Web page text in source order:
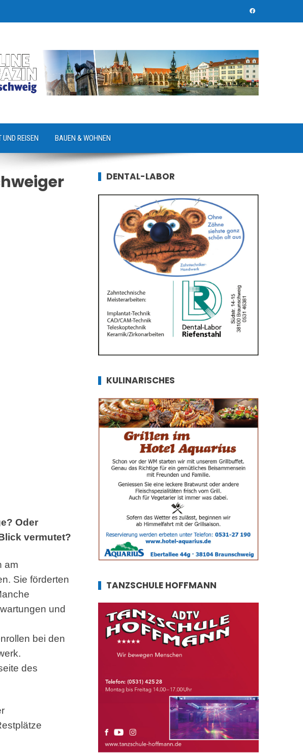
UND REISEN BAUEN & WOHNEN
Oder
vermutet?
am
Sie förderten
und
bei den
des
DENTAL-LABOR
KULINARISCHES
TANZSCHULE HOFFMANN